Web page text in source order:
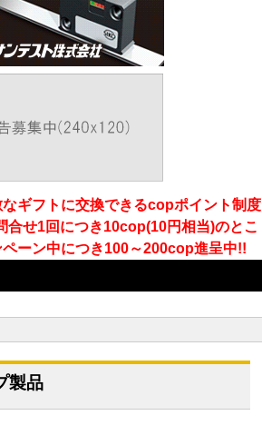
ギフトに交換できるcopポイント制度
合せ1回につき10cop(10円相当)のとこ
ーン中につき100～200cop進呈中!!
製品